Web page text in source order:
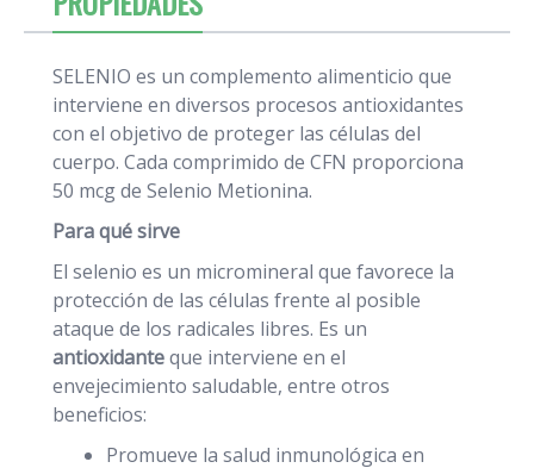
SELENIO es un complemento alimenticio que
interviene en diversos procesos antioxidantes
con el objetivo de proteger las células del
cuerpo. Cada comprimido de CFN proporciona
50 mcg de Selenio Metionina.
Para qué sirve
El selenio es un micromineral que favorece la
protección de las células frente al posible
ataque de los radicales libres. Es un
antioxidanteque interviene en el
envejecimiento saludable, entre otros
beneficios:
Promueve la salud inmunológica en